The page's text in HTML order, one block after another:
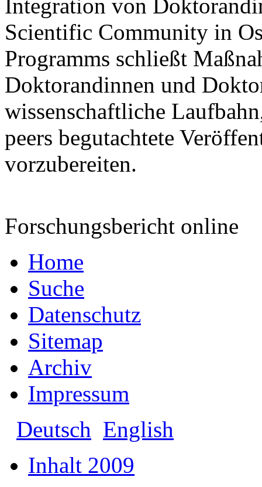
Integration von
Scientific Community in
Programms schließt
Doktorandinnen und
wissenschaftliche
peers begutachtete
vorzubereiten.
Forschungsbericht online
Home
Suche
Datenschutz
Sitemap
Archiv
Impressum
Deutsch English
Inhalt 2009